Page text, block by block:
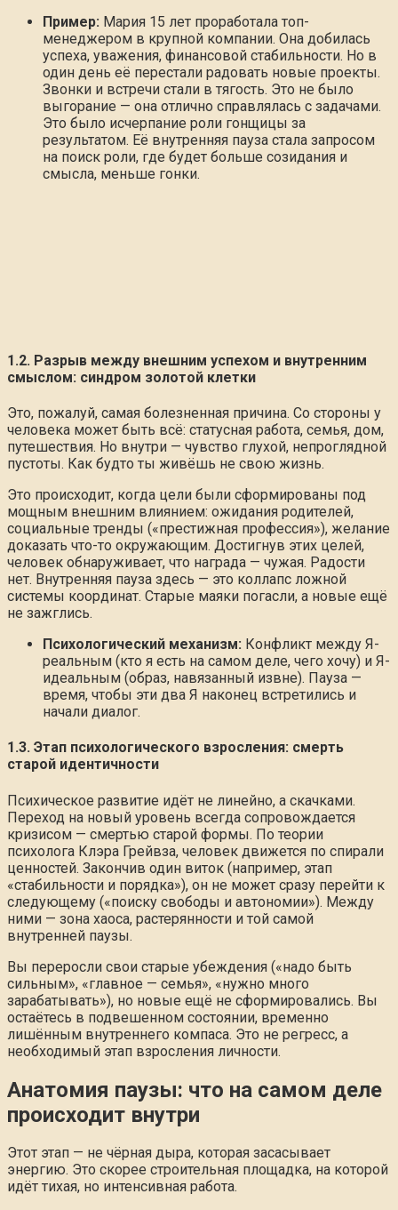
Пример: Мария 15 лет проработала топ-
менеджером в крупной компании. Она добилась
успеха, уважения, финансовой стабильности. Но в
один день её перестали радовать новые проекты.
Звонки и встречи стали в тягость. Это не было
выгорание — она отлично справлялась с задачами.
Это было исчерпание роли гонщицы за
результатом. Её внутренняя пауза стала запросом
на поиск роли, где будет больше созидания и
смысла, меньше гонки.
1.2. Разрыв между внешним успехом и внутренним
смыслом: синдром золотой клетки
Это, пожалуй, самая болезненная причина. Со стороны у
человека может быть всё: статусная работа, семья, дом,
путешествия. Но внутри — чувство глухой, непроглядной
пустоты. Как будто ты живёшь не свою жизнь.
Это происходит, когда цели были сформированы под
мощным внешним влиянием: ожидания родителей,
социальные тренды («престижная профессия»), желание
доказать что-то окружающим. Достигнув этих целей,
человек обнаруживает, что награда — чужая. Радости
нет. Внутренняя пауза здесь — это коллапс ложной
системы координат. Старые маяки погасли, а новые ещё
не зажглись.
Психологический механизм: Конфликт между Я-
реальным (кто я есть на самом деле, чего хочу) и Я-
идеальным (образ, навязанный извне). Пауза —
время, чтобы эти два Я наконец встретились и
начали диалог.
1.3. Этап психологического взросления: смерть
старой идентичности
Психическое развитие идёт не линейно, а скачками.
Переход на новый уровень всегда сопровождается
кризисом — смертью старой формы. По теории
психолога Клэра Грейвза, человек движется по спирали
ценностей. Закончив один виток (например, этап
«стабильности и порядка»), он не может сразу перейти к
следующему («поиску свободы и автономии»). Между
ними — зона хаоса, растерянности и той самой
внутренней паузы.
Вы переросли свои старые убеждения («надо быть
сильным», «главное — семья», «нужно много
зарабатывать»), но новые ещё не сформировались. Вы
остаётесь в подвешенном состоянии, временно
лишённым внутреннего компаса. Это не регресс, а
необходимый этап взросления личности.
Анатомия паузы: что на самом деле
происходит внутри
Этот этап — не чёрная дыра, которая засасывает
энергию. Это скорее строительная площадка, на которой
идёт тихая, но интенсивная работа.